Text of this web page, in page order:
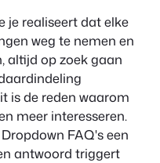
je realiseert dat elke
weg te nemen en
altijd op zoek gaan
is de reden waarom
meer interesseren.
FAQ's een
antwoord triggert